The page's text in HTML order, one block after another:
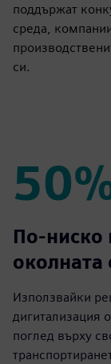
поддържат
среда,
си.
50%
По-ниско
околната
Използвайки
дигитализация
поглед върху